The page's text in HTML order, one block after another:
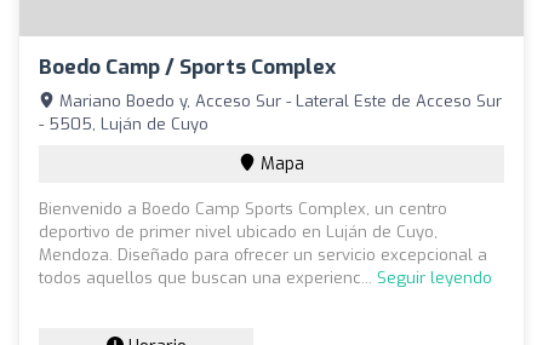
Boedo Camp / Sports Complex
Mariano Boedo y, Acceso Sur - Lateral Este de Acceso Sur
- 5505, Luján de Cuyo
Mapa
Bienvenido a Boedo Camp Sports Complex, un centro
deportivo de primer nivel ubicado en Luján de Cuyo,
Mendoza. Diseñado para ofrecer un servicio excepcional a
todos aquellos que buscan una experienc... Seguir leyendo